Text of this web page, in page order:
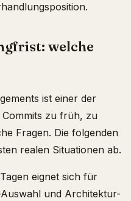
welche
ist einer der
Commits zu früh, zu
Fragen. Die folgenden
realen Situationen ab.
eignet sich für
und Architektur-